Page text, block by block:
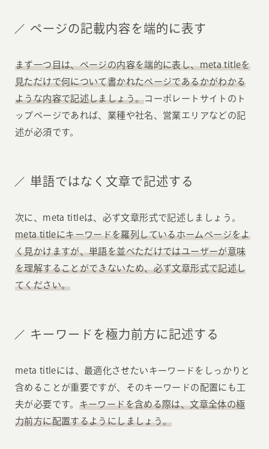
ページの記載内容を端的に表す
まず一つ目は、ページの内容を端的に表し、meta titleを
見ただけで何について書かれたページであるかがわかる
ような内容で記述しましょう。コーポレートサイトのト
ップページであれば、業種や社名、営業エリアなどの記
述が必須です。
単語ではなく文章で記述する
次に、meta titleは、必ず文章形式で記述しましょう。
meta titleにキーワードを羅列しているホームページをよ
く見かけますが、単語を並べただけではユーザーが意味
を理解することができないため、必ず文章形式で記述し
てください。
キーワードを極力前方に記述する
meta titleには、最適化させたいキーワードをしっかりと
含めることが重要ですが、そのキーワードの配置にも工
夫が必要です。 キーワードを含める際は、文章全体の極
力前方に配置するようにしましょう。